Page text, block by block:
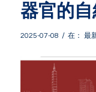
器官的
2025-07-08 / 在： 最